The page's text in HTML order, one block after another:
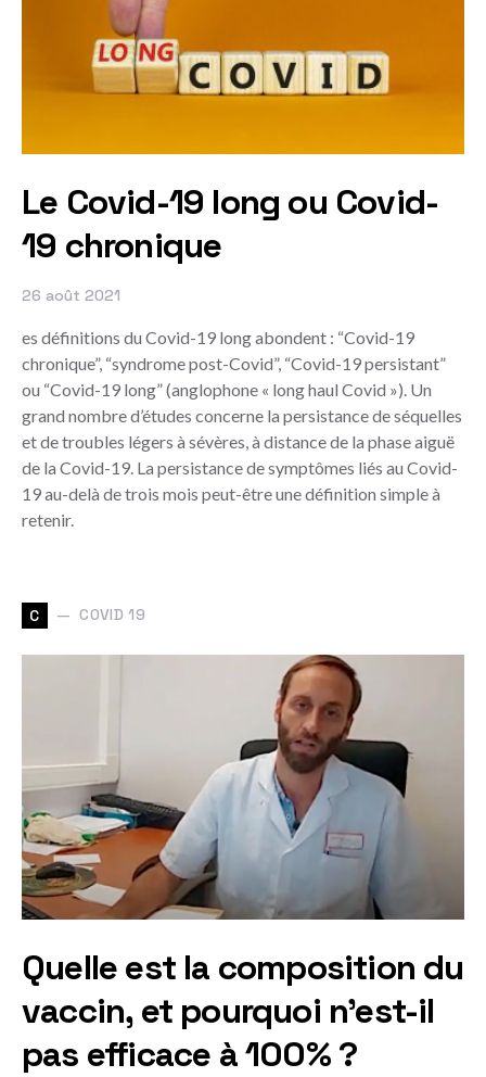
Le Covid-19 long ou Covid-
19 chronique
26 août 2021
es définitions du Covid-19 long abondent : “Covid-19
chronique”, “syndrome post-Covid”, “Covid-19 persistant”
ou “Covid-19 long” (anglophone « long haul Covid »). Un
grand nombre d’études concerne la persistance de séquelles
et de troubles légers à sévères, à distance de la phase aiguë
de la Covid-19. La persistance de symptômes liés au Covid-
19 au-delà de trois mois peut-être une définition simple à
retenir.
C COVID 19
Quelle est la composition du
vaccin, et pourquoi n'est-il
pas efficace à 100% ?